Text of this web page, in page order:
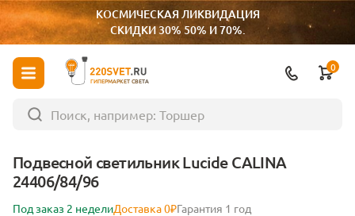
КОСМИЧЕСКАЯ ЛИКВИДАЦИЯ
СКИДКИ 30% 50% И 70%.
ГИПЕРМАРКЕТ СВЕТА
0
Подвесной светильник Lucide CALINA
24406/84/96
Под заказ 2 неделиДоставка 0₽Гарантия 1 год